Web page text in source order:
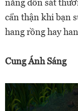
năng dồn sát
cẩn thận khi bạn
hang rồng hay
Cung Ánh Sáng